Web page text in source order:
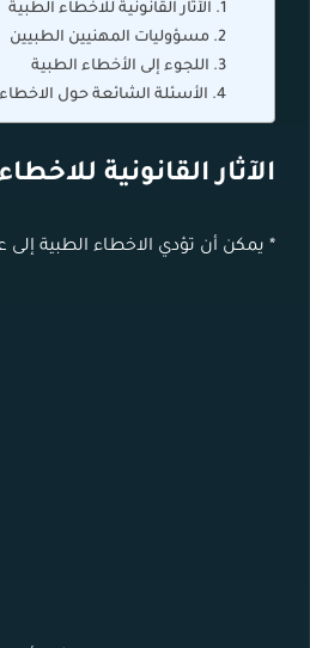
الآثار القانونية للاخطاء الطبية
مسؤوليات المهنيين الطبيين
اللجوء إلى الأخطاء الطبية
الأسئلة الشائعة حول
الآثار القانونية
* يمكن أن تؤدي الاخطاء الطبية